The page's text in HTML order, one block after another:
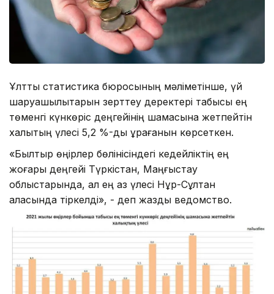
Ұлттық статистика бюросының мәліметінше, үй
шаруашылықтарын зерттеу деректері табысы ең
төменгі күнкөріс деңгейінің шамасына жетпейтін
халықтың үлесі 5,2 %-ды құрағанын көрсеткен.
«Былтыр өңірлер бөлінісіндегі кедейліктің ең
жоғары деңгейі Түркістан, Маңғыстау
облыстарында, ал ең аз үлесі Нұр-Сұлтан
қаласында тіркелді», - деп жазды ведомство.